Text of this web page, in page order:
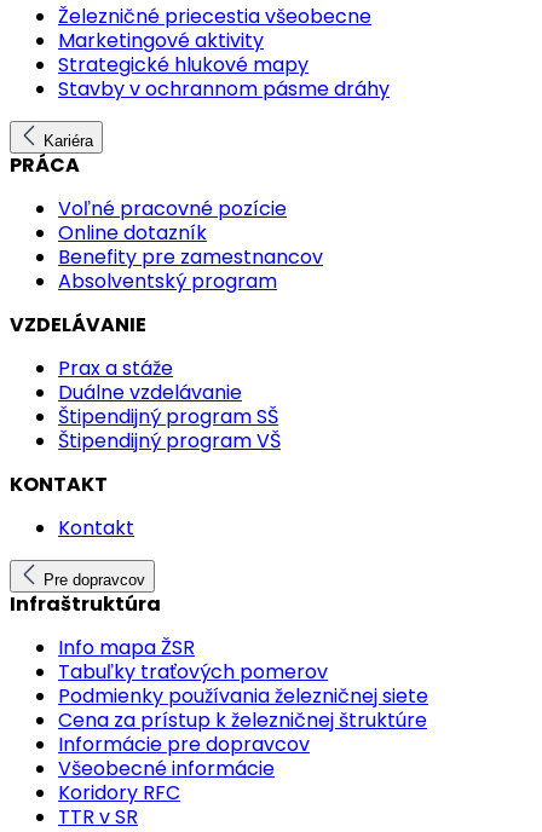
Železničné priecestia všeobecne
Marketingové aktivity
Strategické hlukové mapy
Stavby v ochrannom pásme dráhy
Kariéra
PRÁCA
Voľné pracovné pozície
Online dotazník
Benefity pre zamestnancov
Absolventský program
VZDELÁVANIE
Prax a stáže
Duálne vzdelávanie
Štipendijný program SŠ
Štipendijný program VŠ
KONTAKT
Kontakt
Pre dopravcov
Infraštruktúra
Info mapa ŽSR
Tabuľky traťových pomerov
Podmienky používania železničnej siete
Cena za prístup k železničnej štruktúre
Informácie pre dopravcov
Všeobecné informácie
Koridory RFC
TTR v SR